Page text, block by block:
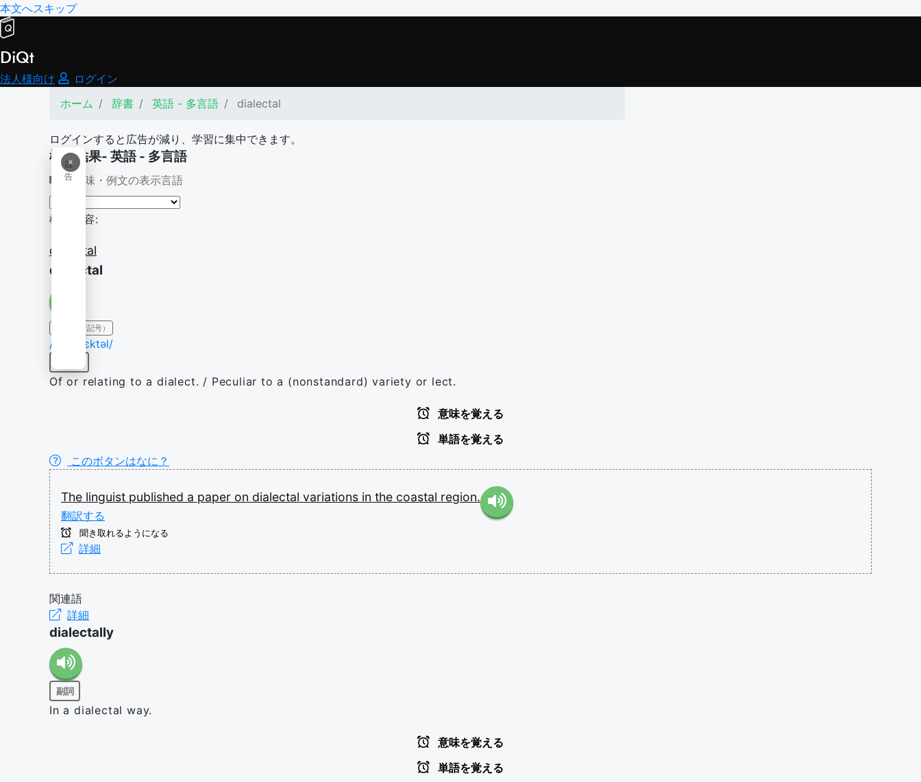
本文へスキップ
DiQt
法人様向け
ログイン
ホーム
辞書 英語 - 多言語 dialectal
ログインすると広告が減り、学習に集中できます。
×
広
告
検索結果- 英語 - 多言語
意味・例文の表示言語
検索内容:
dialectal
dialectal
IPA（発音記号）
/ˌdaɪəˈlɛktəl/
Of or relating to a dialect. / Peculiar to a (nonstandard) variety or lect.
意味を覚える
単語を覚える
このボタンはなに？
The linguist published a paper on dialectal variations in the coastal region.
翻訳する
聞き取れるようになる
詳細
関連語
詳細
dialectally
副詞
In a dialectal way.
意味を覚える
単語を覚える